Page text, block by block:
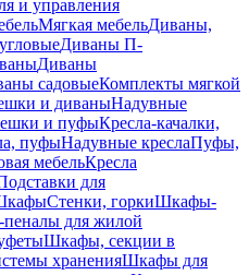
и управления
Мягкая мебельДиваны,
Диваны П-
Диваны
садовыеКомплекты мягкой
и диваныНадувные
и пуфыКресла-качалки,
пуфыНадувные креслаПуфы,
мебельКресла
для
Стенки, горкиШкафы-
для жилой
Шкафы, секции в
храненияШкафы для